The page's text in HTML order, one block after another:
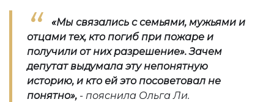
«Мы связались с семьями, мужьями и
отцами тех, ктопогиб при пожаре и
получили от них разрешение». Зачем
депутат выдумала эту непонятную
историю, и кто ей это посоветовал не
понятно», - пояснила Ольга Ли.